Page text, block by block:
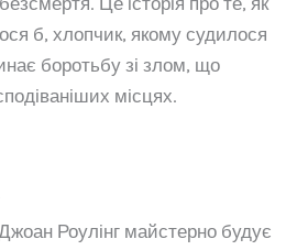
б, хлопчик, якому судилося
боротьбу зі злом, що
місцях.
Роулінг майстерно будує